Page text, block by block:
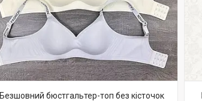
Безшовний бюстгальтер-топ без кісточок